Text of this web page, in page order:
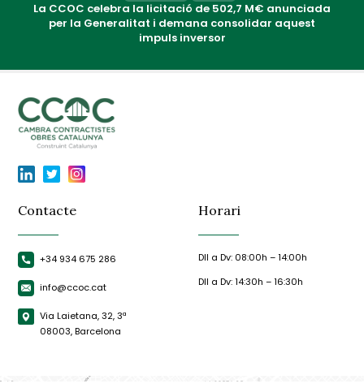
La CCOC celebra la licitació de 502,7 M€ anunciada
per la Generalitat i demana consolidar aquest
impuls inversor
Contacte
+34 934 675 286
info@ccoc.cat
Via Laietana, 32, 3ª
08003, Barcelona
Horari
Dll a Dv: 08:00h – 14:00h
Dll a Dv: 14:30h – 16:30h